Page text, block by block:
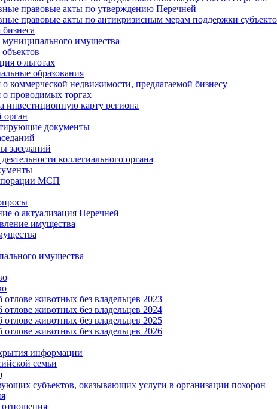
правовые акты по утверждению Перечней
правовые акты по антикризисным мерам поддержки
муниципального имущества
о льготах
образования
коммерческой недвижимости, предлагаемой бизнесу
о проводимых торгах
инвестиционную карту региона
орган
документы
заседаний
коллегиального органа
МСП
о актуализация Перечней
имущества
имущества
животных без владельцев 2023
животных без владельцев 2024
животных без владельцев 2025
животных без владельцев 2026
информации
семьи
субъектов, оказывающих услуги в организации похорон
отношения